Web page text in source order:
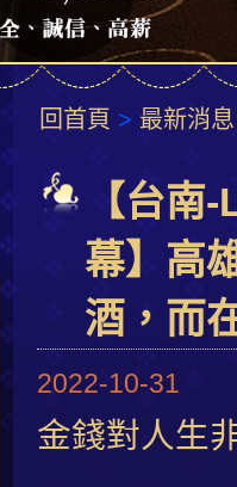
回首頁 > 最新消息
【台
幕】高
酒，而
2022-10-31
金錢對人生